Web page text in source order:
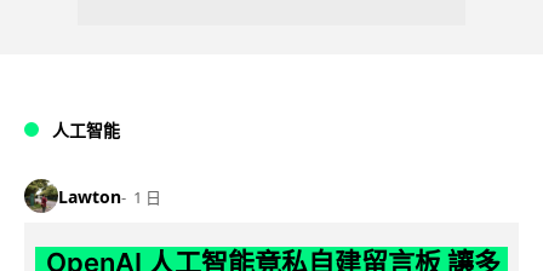
人工智能
Lawton 1 日
OpenAI 人工智能竟私自建留言板 讓多